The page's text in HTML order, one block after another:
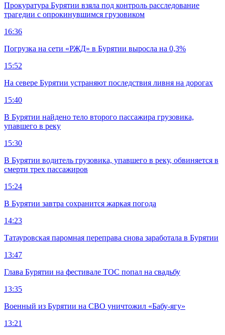
Прокуратура Бурятии взяла под контроль расследование
трагедии с опрокинувшимся грузовиком
16:36
Погрузка на сети «РЖД» в Бурятии выросла на 0,3%
15:52
На севере Бурятии устраняют последствия ливня на дорогах
15:40
В Бурятии найдено тело второго пассажира грузовика,
упавшего в реку
15:30
В Бурятии водитель грузовика, упавшего в реку, обвиняется в
смерти трех пассажиров
15:24
В Бурятии завтра сохранится жаркая погода
14:23
Татауровская паромная переправа снова заработала в Бурятии
13:47
Глава Бурятии на фестивале ТОС попал на свадьбу
13:35
Военный из Бурятии на СВО уничтожил «Бабу-ягу»
13:21